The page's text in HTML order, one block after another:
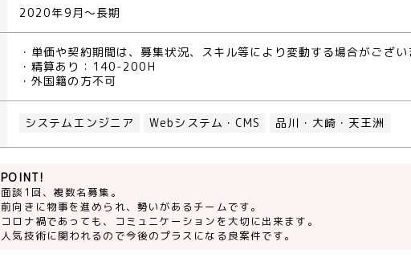
2020年9月～長期
・単価や契約期間は、募集状況、スキル等により変動する場合がござ
・精算あり：140-200H
・外国籍の方不可
システムエンジニア Webシステム・CMS 品川・大崎・天王洲
POINT!
面談1回、複数名募集。
前向きに物事を進められ、勢いがあるチームです。
コロナ禍であっても、コミュニケーションを大切に出来ます。
人気技術に関われるので今後のプラスになる良案件です。